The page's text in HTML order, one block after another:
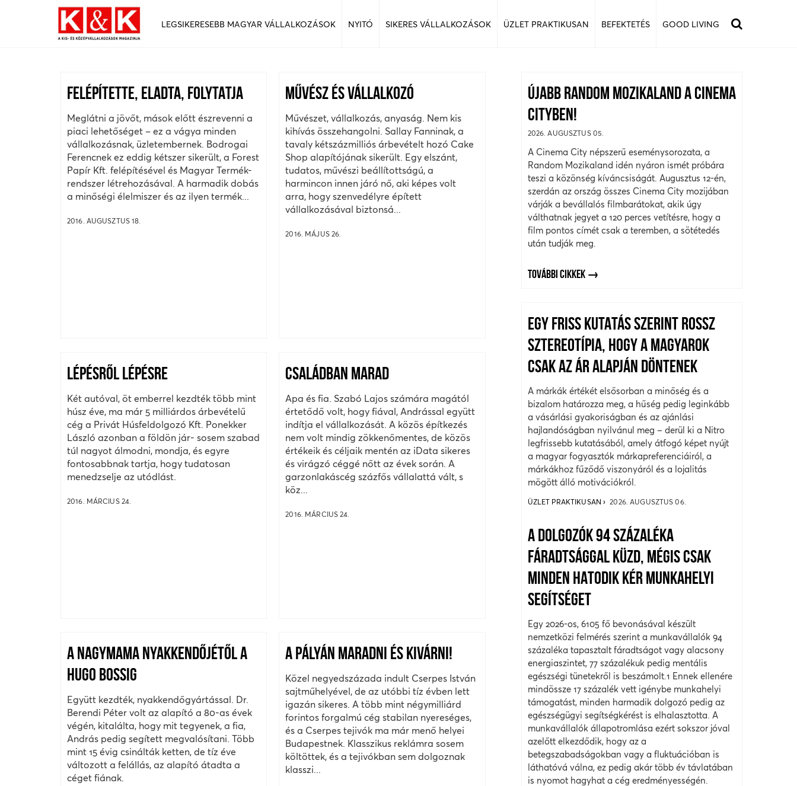
LEGSIKERESEBB MAGYAR VÁLLALKOZÁSOK NYITÓ SIKERES VÁLLALKOZÁSOK ÜZLET PRAKTIKUSAN BEFEKTETÉS GOOD LIVING
FELÉPÍTETTE, ELADTA, FOLYTATJA
Meglátni a jövőt, mások előtt észrevenni a
piaci lehetőséget – ez a vágya minden
vállalkozásnak, üzletembernek. Bodrogai
Ferencnek ez eddig kétszer sikerült, a Forest
Papír Kft. felépítésével és Magyar Termék-
rendszer létrehozásával. A harmadik dobás
a minőségi élelmiszer és az ilyen termék...
2016. AUGUSZTUS 18.
MŰVÉSZ ÉS VÁLLALKOZÓ
Művészet, vállalkozás, anyaság. Nem kis
kihívás összehangolni. Sallay Fanninak, a
tavaly kétszázmilliós árbevételt hozó Cake
Shop alapítójának sikerült. Egy elszánt,
tudatos, művészi beállítottságú, a
harmincon innen járó nő, aki képes volt
arra, hogy szenvedélyre épített
vállalkozásával biztonsá...
2016. MÁJUS 26.
LÉPÉSRŐL LÉPÉSRE
Két autóval, öt emberrel kezdték több mint
húsz éve, ma már 5 milliárdos árbevételű
cég a Privát Húsfeldolgozó Kft. Ponekker
László azonban a földön jár- sosem szabad
túl nagyot álmodni, mondja, és egyre
fontosabbnak tartja, hogy tudatosan
menedzselje az utódlást.
2016. MÁRCIUS 24.
CSALÁDBAN MARAD
Apa és fia. Szabó Lajos számára magától
értetődő volt, hogy fiával, Andrással együtt
indítja el vállalkozását. A közös építkezés
nem volt mindig zökkenőmentes, de közös
értékeik és céljaik mentén az iData sikeres
és virágzó céggé nőtt az évek során. A
garzonlakáscég százfős vállalattá vált, s
köz...
2016. MÁRCIUS 24.
A NAGYMAMA NYAKKENDŐJÉTŐL A
HUGO BOSSIG
Együtt kezdték, nyakkendőgyártással. Dr.
Berendi Péter volt az alapító a 80-as évek
végén, kitalálta, hogy mit tegyenek, a fia,
András pedig segített megvalósítani. Több
mint 15 évig csinálták ketten, de tíz éve
változott a felállás, az alapító átadta a
céget fiának.
A PÁLYÁN MARADNI ÉS KIVÁRNI!
Közel negyedszázada indult Cserpes István
sajtműhelyével, de az utóbbi tíz évben lett
igazán sikeres. A több mint négymilliárd
forintos forgalmú cég stabilan nyereséges,
és a Cserpes tejivók ma már menő helyei
Budapestnek. Klasszikus reklámra sosem
költöttek, és a tejivókban sem dolgoznak
klasszi...
ÚJABB RANDOM MOZIKALAND A CINEMA
CITYBEN!
2026. AUGUSZTUS 05.
A Cinema City népszerű eseménysorozata, a
Random Mozikaland idén nyáron ismét próbára
teszi a közönség kíváncsiságát. Augusztus 12-én,
szerdán az ország összes Cinema City mozijában
várják a bevállalós filmbarátokat, akik úgy
válthatnak jegyet a 120 perces vetítésre, hogy a
film pontos címét csak a teremben, a sötétedés
után tudják meg.
TOVÁBBI CIKKEK
EGY FRISS KUTATÁS SZERINT ROSSZ
SZTEREOTÍPIA, HOGY A MAGYAROK
CSAK AZ ÁR ALAPJÁN DÖNTENEK
A márkák értékét elsősorban a minőség és a
bizalom határozza meg, a hűség pedig leginkább
a vásárlási gyakoriságban és az ajánlási
hajlandóságban nyilvánul meg – derül ki a Nitro
legfrissebb kutatásából, amely átfogó képet nyújt
a magyar fogyasztók márkapreferenciáiról, a
márkákhoz fűződő viszonyáról és a lojalitás
mögött álló motivációkról.
ÜZLET PRAKTIKUSAN 2026. AUGUSZTUS 06.
A DOLGOZÓK 94 SZÁZALÉKA
FÁRADTSÁGGAL KÜZD, MÉGIS CSAK
MINDEN HATODIK KÉR MUNKAHELYI
SEGÍTSÉGET
Egy 2026-os, 6105 fő bevonásával készült
nemzetközi felmérés szerint a munkavállalók 94
százaléka tapasztalt fáradtságot vagy alacsony
energiaszintet, 77 százalékuk pedig mentális
egészségi tünetekről is beszámolt.1 Ennek ellenére
mindössze 17 százalék vett igénybe munkahelyi
támogatást, minden harmadik dolgozó pedig az
egészségügyi segítségkérést is elhalasztotta. A
munkavállalók állapotromlása ezért sokszor jóval
azelőtt elkezdődik, hogy az a
betegszabadságokban vagy a fluktuációban is
láthatóvá válna, ez pedig akár több év távlatában
is nyomot hagyhat a cég eredményességén.